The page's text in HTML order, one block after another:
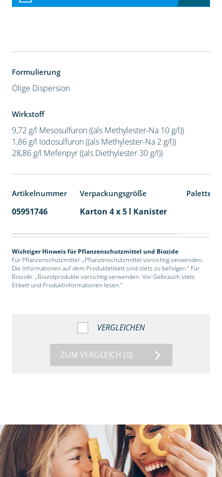
Formulierung
Ölige Dispersion
Wirkstoff
9,72 g/l Mesosulfuron ((als Methylester-Na 10 g/l))
1,86 g/l Iodosulfuron ((als Methylester-Na 2 g/l))
28,86 g/l Mefenpyr ((als Diethylester 30 g/l))
Artikelnummer Verpackungsgröße
05951746 Karton 4 x 5 l Kanister
Wichtiger Hinweis für Pflanzenschutzmittel und Biozide
Für Pflanzenschutzmittel: „Pflanzenschutzmittel vorsichtig verwenden.
Die Informationen auf dem Produktetikett sind stets zu befolgen.“ Für
Biozide: „Biozidprodukte vorsichtig verwenden. Vor Gebrauch stets
Etikett und Produktinformationen lesen.“
VERGLEICHEN
ZUM VERGLEICH (0)